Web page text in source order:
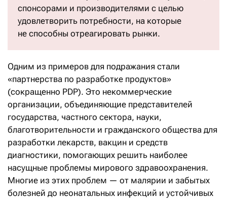
спонсорами и производителями с целью
удовлетворить потребности, на которые
не способны отреагировать рынки.
Одним из примеров для подражания стали
«партнерства по разработке продуктов»
(сокращенно PDP). Это некоммерческие
организации, объединяющие представителей
государства, частного сектора, науки,
благотворительности и гражданского общества для
разработки лекарств, вакцин и средств
диагностики, помогающих решить наиболее
насущные проблемы мирового здравоохранения.
Многие из этих проблем — от малярии и забытых
болезней до неонатальных инфекций и устойчивых